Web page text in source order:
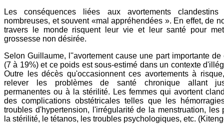
Les conséquences liées aux avortements
nombreuses, et souvent «mal appréhendées ». En effet, de
travers le monde risquent leur vie et leur santé pour
grossesse non désirée.
Selon Guillaume, l''avortement cause une part importante
(7 à 19%) et ce poids est sous-estimé dans un contexte
Outre les décès qu'occasionnent ces avortements à
relever les problèmes de santé chronique allant
permanentes ou à la stérilité. Les femmes qui avortent
des complications obstétricales telles que les
troubles d'hypertension, l'irrégularité de la menstruation, les
la stérilité, le tétanos, les troubles psychologiques, etc.